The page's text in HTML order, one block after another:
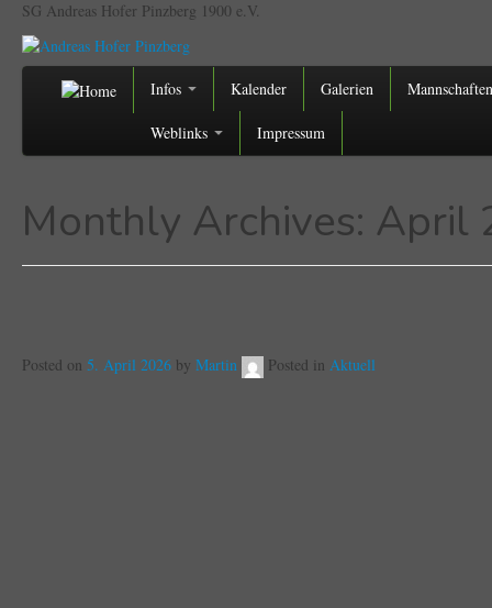
SG Andreas Hofer Pinzberg 1900 e.V.
Infos Kalender Galerien
Weblinks Impressum
Monthly Archives: April
Posted on 5. April 2026 by Martin Posted in Aktuell